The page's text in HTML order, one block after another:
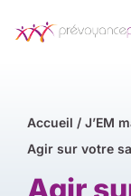
Accueil / J’EM
Agir sur votre